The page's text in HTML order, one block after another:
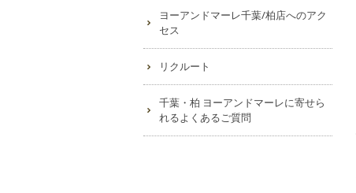
ヨーアンドマーレ千葉/柏店へのアク
セス
リクルート
千葉・柏 ヨーアンドマーレに寄せら
れるよくあるご質問